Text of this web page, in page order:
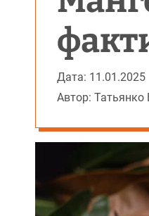
Дата: 11.01.2025
Автор: Татьянко